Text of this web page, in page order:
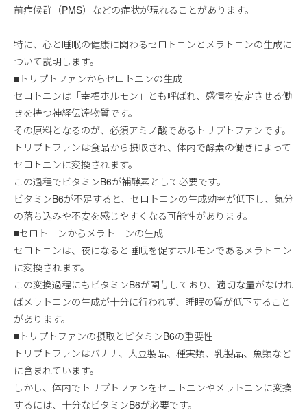
前症候群（PMS）などの症状が現れることがあります。
特に、心と睡眠の健康に関わるセロトニンとメラトニンの生成に
ついて説明します。
■トリプトファンからセロトニンの生成
セロトニンは「幸福ホルモン」とも呼ばれ、感情を安定させる働
きを持つ神経伝達物質です。
その原料となるのが、必須アミノ酸であるトリプトファンです。
トリプトファンは食品から摂取され、体内で酵素の働きによって
セロトニンに変換されます。
この過程でビタミンB6が補酵素として必要です。
ビタミンB6が不足すると、セロトニンの生成効率が低下し、気分
の落ち込みや不安を感じやすくなる可能性があります。
■セロトニンからメラトニンの生成
セロトニンは、夜になると睡眠を促すホルモンであるメラトニン
に変換されます。
この変換過程にもビタミンB6が関与しており、適切な量がなけれ
ばメラトニンの生成が十分に行われず、睡眠の質が低下すること
があります。
■トリプトファンの摂取とビタミンB6の重要性
トリプトファンはバナナ、大豆製品、種実類、乳製品、魚類など
に含まれています。
しかし、体内でトリプトファンをセロトニンやメラトニンに変換
するには、十分なビタミンB6が必要です。